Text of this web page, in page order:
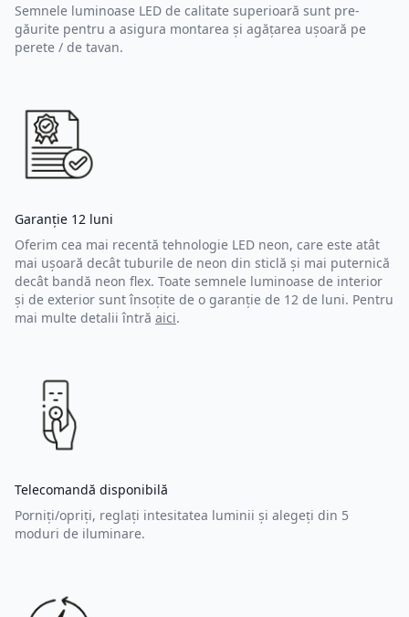
Semnele luminoase LED de calitate superioară sunt pre-
găurite pentru a asigura montarea și agățarea ușoară pe
perete / de tavan.
Garanție 12 luni
Oferim cea mai recentă tehnologie LED neon, care este atât
mai ușoară decât tuburile de neon din sticlă și mai puternică
decât bandă neon flex. Toate semnele luminoase de interior
și de exterior sunt însoțite de o garanție de 12 de luni. Pentru
mai multe detalii întră aici.
Telecomandă disponibilă
Porniți/opriți, reglați intesitatea luminii și alegeți din 5
moduri de iluminare.